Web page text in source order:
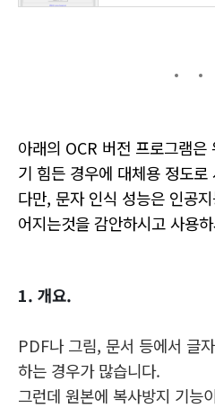
아래의 OCR 버전 프로그램
기 힘든 경우에 대체용 정도
다만, 문자 인식 성능은 인공
어지는것을 감안하시고 사용
1. 개요.
PDF나 그림, 문서 등에서 글
하는 경우가 많습니다.
그런데 원본에 복사방지 기능